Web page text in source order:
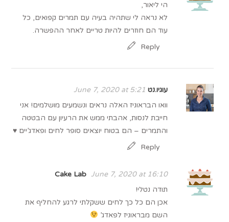
הי ליאור,
לא נראה לי שתהיה בעיה עם תמרים קפואים, כל
עוד הם חוזרים להיות טריים לאחר ההפשרה.
Reply
עוגיו.נט June 7, 2020 at 5:21
וואו הבראוניז האלה נראים ונשמעים מושלמים! אני
חייבת לנסות, אהבתי ממש את הרעיון עם הבטטה
והתמרים – הם בטוח יוצאים סופר לחים ופאדג’יים ♥
Reply
Cake Lab June 7, 2020 at 16:10
תודה נטלי!
אכן הם כל כך לחים ששקלתי לרגע להחליף את
השם מבראוניז לפאדג’